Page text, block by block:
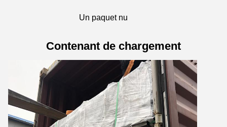
Un paquet nu
Contenant de chargement